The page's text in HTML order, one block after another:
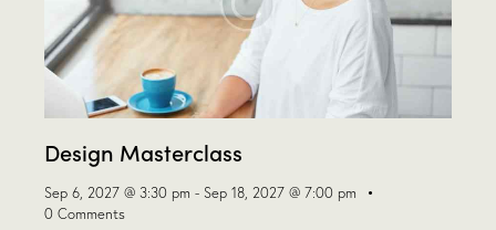
Design Masterclass
Sep 6, 2027 @ 3:30 pm - Sep 18, 2027 @ 7:00 pm
0 Comments